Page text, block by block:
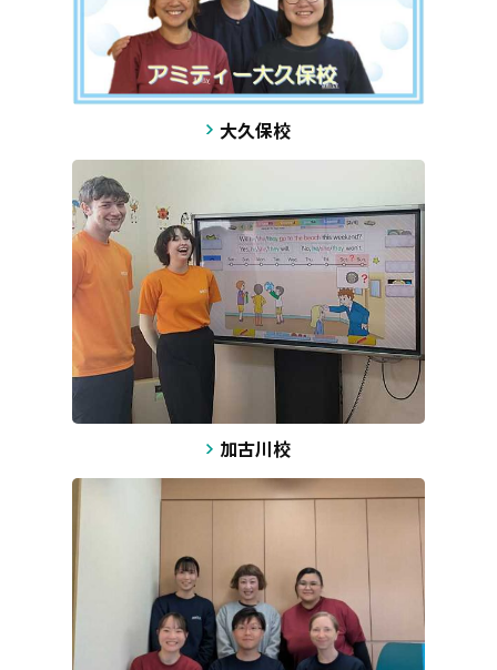
大久保校
加古川校